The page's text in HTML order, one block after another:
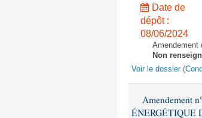
Date de
dépôt :
08/06/2024
Amendement
Non
Voir le dossier
Amendement
ÉNERGÉTIQUE